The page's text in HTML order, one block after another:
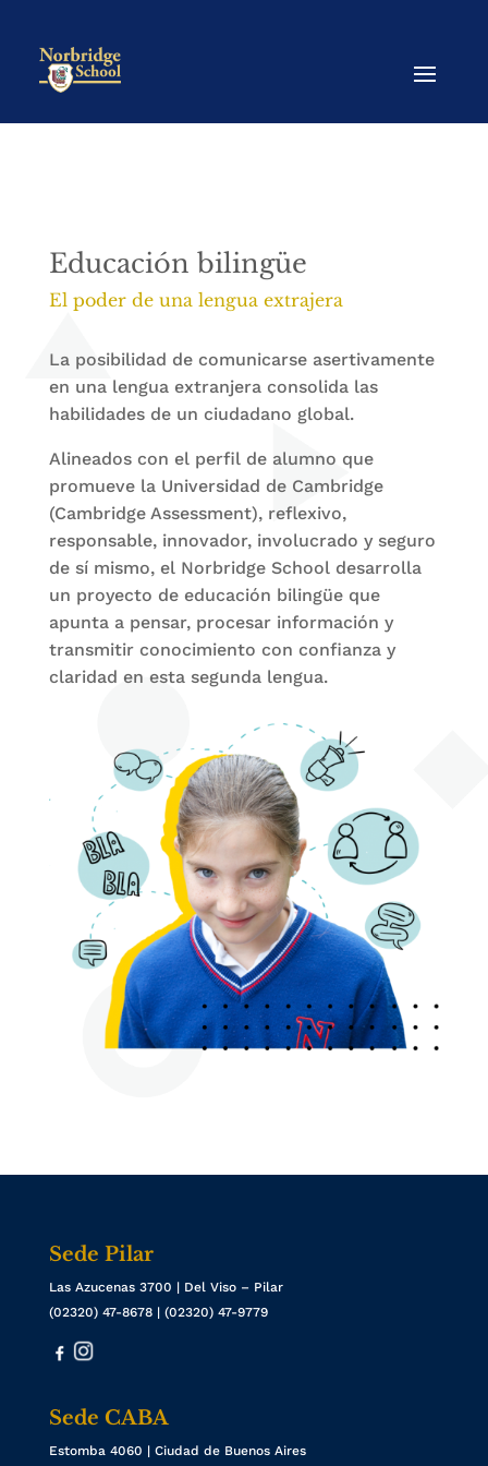
Educación bilingüe
El poder de una lengua extrajera
La posibilidad de comunicarse asertivamente
en una lengua extranjera consolida las
habilidades de un ciudadano global.
Alineados con el perfil de alumno que
promueve la Universidad de Cambridge
(Cambridge Assessment), reflexivo,
responsable, innovador, involucrado y seguro
de sí mismo, el Norbridge School desarrolla
un proyecto de educación bilingüe que
apunta a pensar, procesar información y
transmitir conocimiento con confianza y
claridad en esta segunda lengua.
Sede Pilar
Las Azucenas 3700 | Del Viso – Pilar
(02320) 47-8678 | (02320) 47-9779
Sede CABA
Estomba 4060 | Ciudad de Buenos Aires